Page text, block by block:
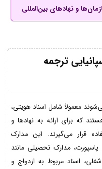
و نهادهای بین‌المللی
ترجمه
معمولاً شامل اسناد هویتی،
که برای ارائه به نهادها و
قرار می‌گیرند. این مدارک
پاسپورت، مدارک تحصیلی مانند
اسناد مربوط به ازدواج و